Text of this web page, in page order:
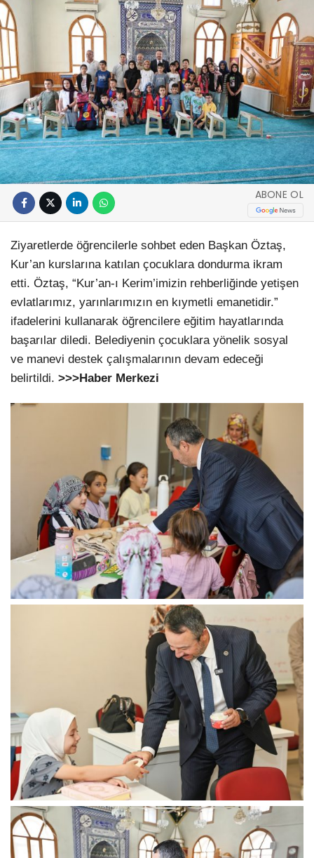
ABONE OL
Ziyaretlerde öğrencilerle sohbet eden Başkan Öztaş,
Kur’an kurslarına katılan çocuklara dondurma ikram
etti. Öztaş, “Kur’an-ı Kerim’imizin rehberliğinde yetişen
evlatlarımız, yarınlarımızın en kıymetli emanetidir.”
ifadelerini kullanarak öğrencilere eğitim hayatlarında
başarılar diledi. Belediyenin çocuklara yönelik sosyal
ve manevi destek çalışmalarının devam edeceği
belirtildi. >>>Haber Merkezi